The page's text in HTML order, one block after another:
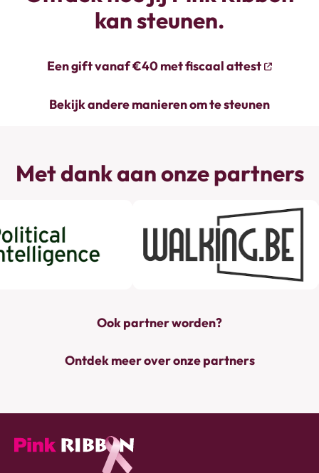
kan steunen.
Een gift vanaf €40 met fiscaal attest
Bekijk andere manieren om te steunen
Met dank aan onze partners
Ook partner worden?
Ontdek meer over onze partners